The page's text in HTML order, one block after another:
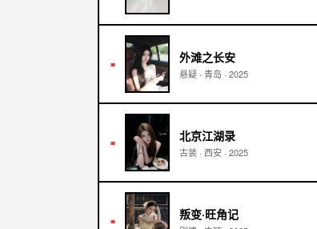
■ 外滩之长安
悬疑 · 青岛 · 2025
■ 北京江湖录
古装 · 西安 · 2025
■ 叛变·旺角记